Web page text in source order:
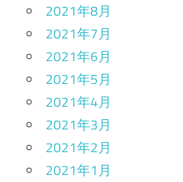
2021年8月
2021年7月
2021年6月
2021年5月
2021年4月
2021年3月
2021年2月
2021年1月